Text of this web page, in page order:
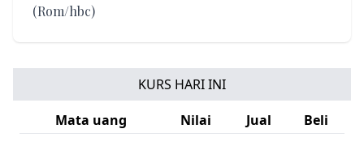
(Rom/hbc)
KURS HARI INI
Mata uang
Nilai Jual Beli